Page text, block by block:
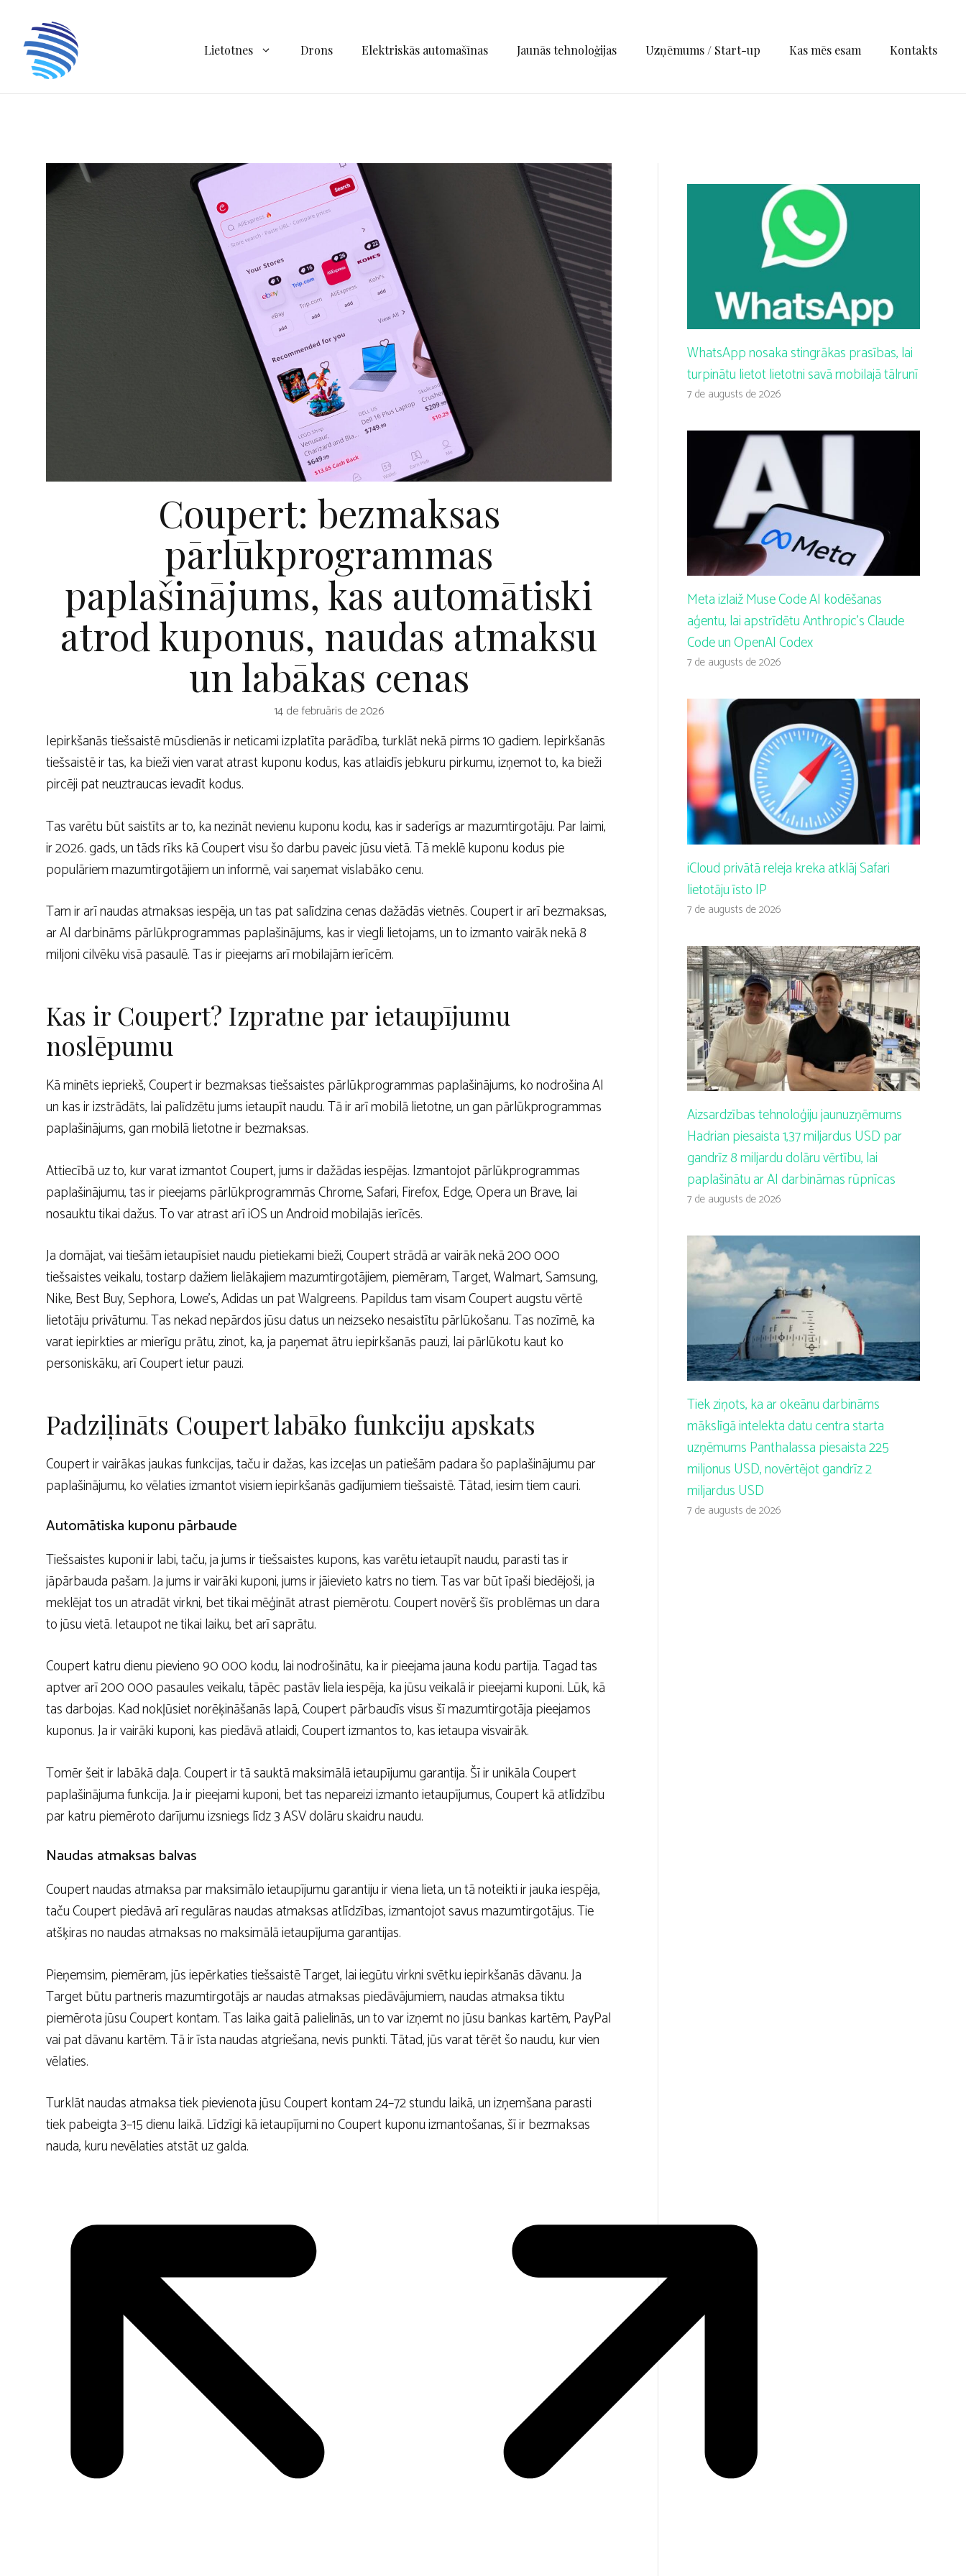
saturu
Lietotnes Drons Elektriskās automašīnas Jaunās tehnoloģijas Uzņēmums / Start-up Kas mēs esam Kontakts
Coupert: bezmaksas
pārlūkprogrammas
paplašinājums, kas automātiski
atrod kuponus, naudas atmaksu
un labākas cenas
14 de februāris de 2026
Iepirkšanās tiešsaistē mūsdienās ir neticami izplatīta parādība, turklāt nekā pirms 10 gadiem. Iepirkšanās
tiešsaistē ir tas, ka bieži vien varat atrast kuponu kodus, kas atlaidīs jebkuru pirkumu, izņemot to, ka bieži
pircēji pat neuztraucas ievadīt kodus.
Tas varētu būt saistīts ar to, ka nezināt nevienu kuponu kodu, kas ir saderīgs ar mazumtirgotāju. Par laimi,
ir 2026. gads, un tāds rīks kā Coupert visu šo darbu paveic jūsu vietā. Tā meklē kuponu kodus pie
populāriem mazumtirgotājiem un informē, vai saņemat vislabāko cenu.
Tam ir arī naudas atmaksas iespēja, un tas pat salīdzina cenas dažādās vietnēs. Coupert ir arī bezmaksas,
ar AI darbināms pārlūkprogrammas paplašinājums, kas ir viegli lietojams, un to izmanto vairāk nekā 8
miljoni cilvēku visā pasaulē. Tas ir pieejams arī mobilajām ierīcēm.
Kas ir Coupert? Izpratne par ietaupījumu
noslēpumu
Kā minēts iepriekš, Coupert ir bezmaksas tiešsaistes pārlūkprogrammas paplašinājums, ko nodrošina AI
un kas ir izstrādāts, lai palīdzētu jums ietaupīt naudu. Tā ir arī mobilā lietotne, un gan pārlūkprogrammas
paplašinājums, gan mobilā lietotne ir bezmaksas.
Attiecībā uz to, kur varat izmantot Coupert, jums ir dažādas iespējas. Izmantojot pārlūkprogrammas
paplašinājumu, tas ir pieejams pārlūkprogrammās Chrome, Safari, Firefox, Edge, Opera un Brave, lai
nosauktu tikai dažus. To var atrast arī iOS un Android mobilajās ierīcēs.
Ja domājat, vai tiešām ietaupīsiet naudu pietiekami bieži, Coupert strādā ar vairāk nekā 200 000
tiešsaistes veikalu, tostarp dažiem lielākajiem mazumtirgotājiem, piemēram, Target, Walmart, Samsung,
Nike, Best Buy, Sephora, Lowe’s, Adidas un pat Walgreens. Papildus tam visam Coupert augstu vērtē
lietotāju privātumu. Tas nekad nepārdos jūsu datus un neizseko nesaistītu pārlūkošanu. Tas nozīmē, ka
varat iepirkties ar mierīgu prātu, zinot, ka, ja paņemat ātru iepirkšanās pauzi, lai pārlūkotu kaut ko
personiskāku, arī Coupert ietur pauzi.
Padziļināts Coupert labāko funkciju apskats
Coupert ir vairākas jaukas funkcijas, taču ir dažas, kas izceļas un patiešām padara šo paplašinājumu par
paplašinājumu, ko vēlaties izmantot visiem iepirkšanās gadījumiem tiešsaistē. Tātad, iesim tiem cauri.
Automātiska kuponu pārbaude
Tiešsaistes kuponi ir labi, taču, ja jums ir tiešsaistes kupons, kas varētu ietaupīt naudu, parasti tas ir
jāpārbauda pašam. Ja jums ir vairāki kuponi, jums ir jāievieto katrs no tiem. Tas var būt īpaši biedējoši, ja
meklējat tos un atradāt virkni, bet tikai mēģināt atrast piemērotu. Coupert novērš šīs problēmas un dara
to jūsu vietā. Ietaupot ne tikai laiku, bet arī saprātu.
Coupert katru dienu pievieno 90 000 kodu, lai nodrošinātu, ka ir pieejama jauna kodu partija. Tagad tas
aptver arī 200 000 pasaules veikalu, tāpēc pastāv liela iespēja, ka jūsu veikalā ir pieejami kuponi. Lūk, kā
tas darbojas. Kad nokļūsiet norēķināšanās lapā, Coupert pārbaudīs visus šī mazumtirgotāja pieejamos
kuponus. Ja ir vairāki kuponi, kas piedāvā atlaidi, Coupert izmantos to, kas ietaupa visvairāk.
Tomēr šeit ir labākā daļa. Coupert ir tā sauktā maksimālā ietaupījumu garantija. Šī ir unikāla Coupert
paplašinājuma funkcija. Ja ir pieejami kuponi, bet tas nepareizi izmanto ietaupījumus, Coupert kā atlīdzību
par katru piemēroto darījumu izsniegs līdz 3 ASV dolāru skaidru naudu.
Naudas atmaksas balvas
Coupert naudas atmaksa par maksimālo ietaupījumu garantiju ir viena lieta, un tā noteikti ir jauka iespēja,
taču Coupert piedāvā arī regulāras naudas atmaksas atlīdzības, izmantojot savus mazumtirgotājus. Tie
atšķiras no naudas atmaksas no maksimālā ietaupījuma garantijas.
Pieņemsim, piemēram, jūs iepērkaties tiešsaistē Target, lai iegūtu virkni svētku iepirkšanās dāvanu. Ja
Target būtu partneris mazumtirgotājs ar naudas atmaksas piedāvājumiem, naudas atmaksa tiktu
piemērota jūsu Coupert kontam. Tas laika gaitā palielinās, un to var izņemt no jūsu bankas kartēm, PayPal
vai pat dāvanu kartēm. Tā ir īsta naudas atgriešana, nevis punkti. Tātad, jūs varat tērēt šo naudu, kur vien
vēlaties.
Turklāt naudas atmaksa tiek pievienota jūsu Coupert kontam 24–72 stundu laikā, un izņemšana parasti
tiek pabeigta 3–15 dienu laikā. Līdzīgi kā ietaupījumi no Coupert kuponu izmantošanas, šī ir bezmaksas
nauda, ​​kuru nevēlaties atstāt uz galda.
WhatsApp nosaka stingrākas prasības, lai
turpinātu lietot lietotni savā mobilajā tālrunī
7 de augusts de 2026
Meta izlaiž Muse Code AI kodēšanas
aģentu, lai apstrīdētu Anthropic’s Claude
Code un OpenAI Codex
7 de augusts de 2026
iCloud privātā releja kreka atklāj Safari
lietotāju īsto IP
7 de augusts de 2026
Aizsardzības tehnoloģiju jaunuzņēmums
Hadrian piesaista 1,37 miljardus USD par
gandrīz 8 miljardu dolāru vērtību, lai
paplašinātu ar AI darbināmas rūpnīcas
7 de augusts de 2026
Tiek ziņots, ka ar okeānu darbināms
mākslīgā intelekta datu centra starta
uzņēmums Panthalassa piesaista 225
miljonus USD, novērtējot gandrīz 2
miljardus USD
7 de augusts de 2026